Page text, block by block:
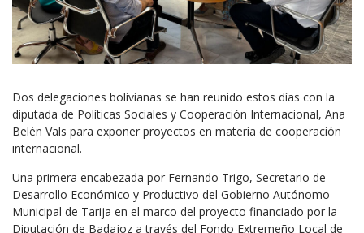
Dos delegaciones bolivianas se han reunido estos días con la
diputada de Políticas Sociales y Cooperación Internacional, Ana
Belén Vals para exponer proyectos en materia de cooperación
internacional.
Una primera encabezada por Fernando Trigo, Secretario de
Desarrollo Económico y Productivo del Gobierno Autónomo
Municipal de Tarija en el marco del proyecto financiado por la
Diputación de Badajoz a través del Fondo Extremeño Local de